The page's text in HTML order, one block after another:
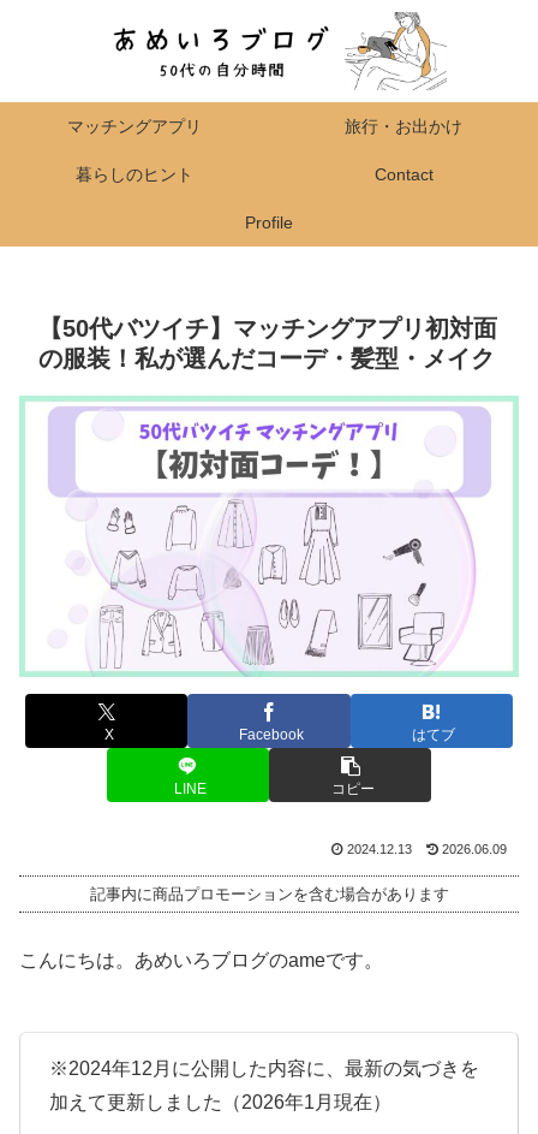
マッチングアプリ 旅行・お出かけ
暮らしのヒント Contact
Profile
【50代バツイチ】マッチングアプリ初対面
の服装！私が選んだコーデ・髪型・メイク
X Facebook はてブ
LINE コピー
2024.12.13 2026.06.09
記事内に商品プロモーションを含む場合があります
こんにちは。あめいろブログのameです。
※2024年12月に公開した内容に、最新の気づきを
加えて更新しました（2026年1月現在）